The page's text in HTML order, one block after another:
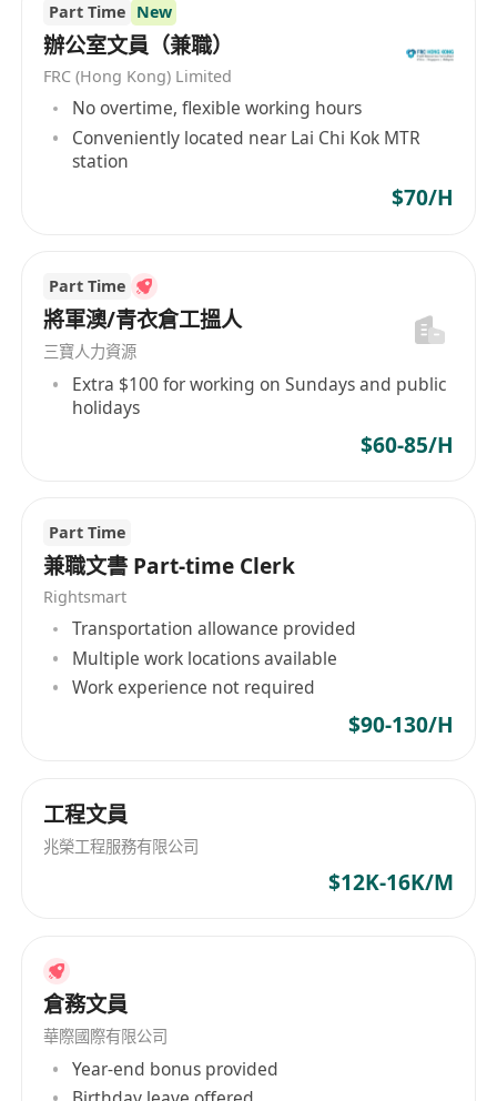
執行生產訂單, 物料入倉及入系統對數工作
要求：
中五或以上學歷, 有相關工作經驗優先
需懂MS Excel及中文打字; 具有基本電腦操作知
識
有ERP, SAP及金碟系統經驗優先
有興趣的申請者請將詳細履歷、期望薪金及聯絡電
Part Time New
辦公室文員（兼職）
FRC (Hong Kong) Limited
No overtime, flexible working hours
Conveniently located near Lai Chi Kok MTR
station
$70/H
Part Time
將軍澳/青衣倉工搵人
三寶人力資源
Extra $100 for working on Sundays and public
holidays
$60-85/H
Part Time
兼職文書 Part-time Clerk
Rightsmart
Transportation allowance provided
Multiple work locations available
Work experience not required
$90-130/H
工程文員
兆榮工程服務有限公司
$12K-16K/M
倉務文員
華際國際有限公司
Year-end bonus provided